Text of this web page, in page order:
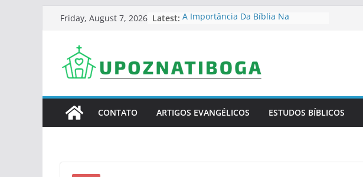
content
Friday, August 7, 2026 Latest: A Importância Da Bíblia Na
Como Fortalecer A Fé Cristã Na
Sérvia Atual
Mundo Moderno
Como Organizar Um Estudo Bíblico
CONTATO ARTIGOS EVANGÉLICOS ESTUDOS BÍBLICOS